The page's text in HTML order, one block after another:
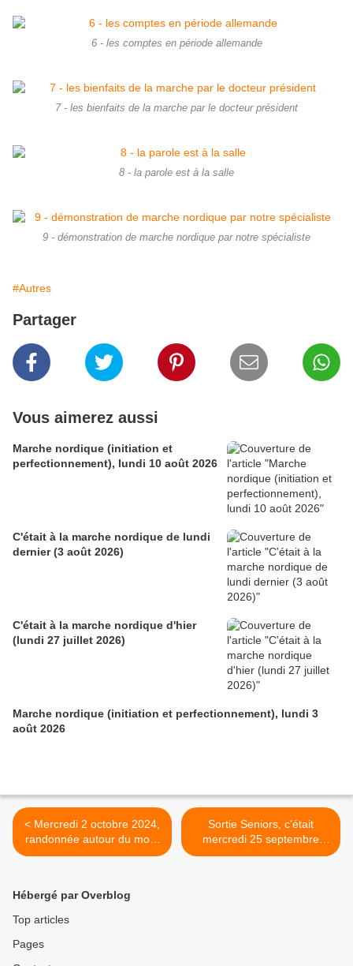
6 - les comptes en période allemande
7 - les bienfaits de la marche par le docteur président
8 - la parole est à la salle
9 - démonstration de marche nordique par notre spécialiste
#Autres
Partager
Vous aimerez aussi
Marche nordique (initiation et
perfectionnement), lundi 10 août 2026
C'était à la marche nordique de lundi
dernier (3 août 2026)
C'était à la marche nordique d'hier
(lundi 27 juillet 2026)
Marche nordique (initiation et perfectionnement), lundi 3
août 2026
< Mercredi 2 octobre 2024,
randonnée autour du mont
Perrou
Sortie Seniors, c'était
mercredi 25 septembre
2024 dans la Vallée de la
Hébergé par Overblog
Top articles
Pages